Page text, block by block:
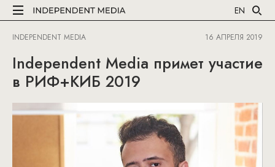
EN
INDEPENDENT MEDIA 16 АПРЕЛЯ 2019
Independent Media примет участие
в РИФ+КИБ 2019